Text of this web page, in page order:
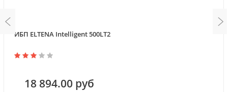
ИБП ELTENA Intelligent 500LT2
18 894.00 руб